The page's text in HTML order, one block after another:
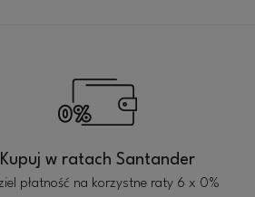
Kupuj w ratach Santander
płatność na korzystne raty 6 x 0%